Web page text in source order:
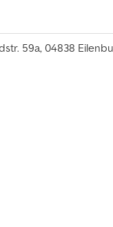
59a, 04838